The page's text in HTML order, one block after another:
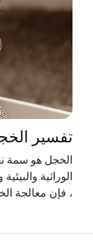
تفسير
الخجل هو سمة
الوراثية
، فإن معالجة